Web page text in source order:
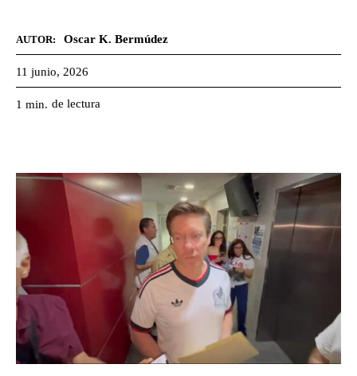
AUTOR: Oscar K. Bermúdez
11 junio, 2026
1 min. de lectura